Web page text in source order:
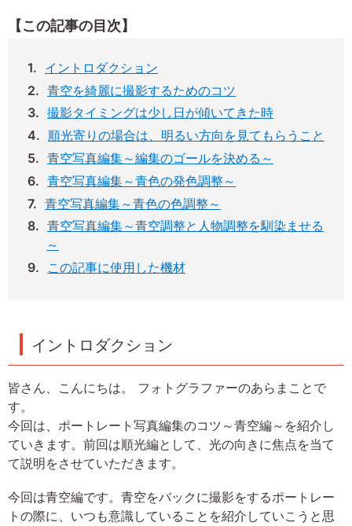
【この記事の目次】
イントロダクション
青空を綺麗に撮影するためのコツ
撮影タイミングは少し日が傾いてきた時
順光寄りの場合は、明るい方向を見てもらうこと
青空写真編集～編集のゴールを決める～
青空写真編集～青色の発色調整～
青空写真編集～青色の色調整～
青空写真編集～青空調整と人物調整を馴染ませる
～
この記事に使用した機材
イントロダクション
皆さん、こんにちは。 フォトグラファーのあらまことで
す。
今回は、ポートレート写真編集のコツ～青空編～を紹介し
ていきます。前回は順光編として、光の向きに焦点を当て
て説明をさせていただきます。
今回は青空編です。青空をバックに撮影をするポートレー
トの際に、いつも意識していることを紹介していこうと思